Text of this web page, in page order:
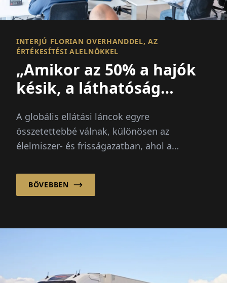
INTERJÚ FLORIAN OVERHANDDEL, AZ
ÉRTÉKESÍTÉSI ALELNÖKKEL
„Amikor az 50% a hajók
késik, a láthatóság
A globális ellátási láncok egyre
összetettebbé válnak, különösen az
élelmiszer- és frisságazatban, ahol a
megbízhatóság kritikus...
BŐVEBBEN